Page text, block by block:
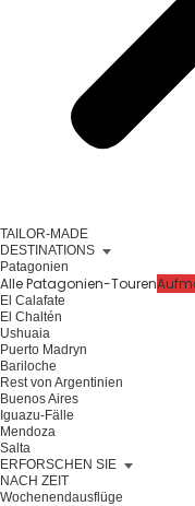
TAILOR-MADE
DESTINATIONS
Patagonien
Alle Patagonien-Touren
El Calafate
El Chaltén
Ushuaia
Puerto Madryn
Bariloche
Rest von Argentinien
Buenos Aires
Iguazu-Fälle
Mendoza
Salta
ERFORSCHEN SIE
NACH ZEIT
Wochenendausflüge